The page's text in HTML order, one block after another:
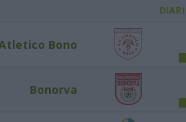
Bono
Bonorva